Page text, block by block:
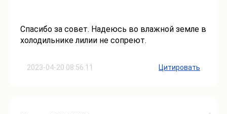
2023-04-20 08:56:11
Спасибо за совет. Надеюсь во влажной земле в
холодильнике лилии не сопреют.
Цитировать